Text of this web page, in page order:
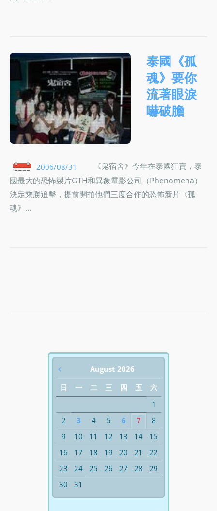
泰國《孤
魂》要你
流著眼淚
嚇破膽
2006/08/31
《鬼宿舍》今年在泰國狂賣，泰
國最大的恐怖製片GTH和異象電影公司（Phenomena）
決定乘勝追擊，提前開拍他們三度合作的恐怖新片《孤
魂》...
August 2026
﹤
日
一 二 三 四 五
六
1
2
3 4 5 6 7
8
9
10 11 12 13 14
15
16
17 18 19 20 21
22
23
24 25 26 27 28
29
30
31